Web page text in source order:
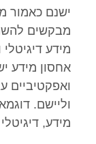
ישנם כאמור
מבקשים
מידע
אחסון מידע
ואפקטיביים
וליישם.
מידע,